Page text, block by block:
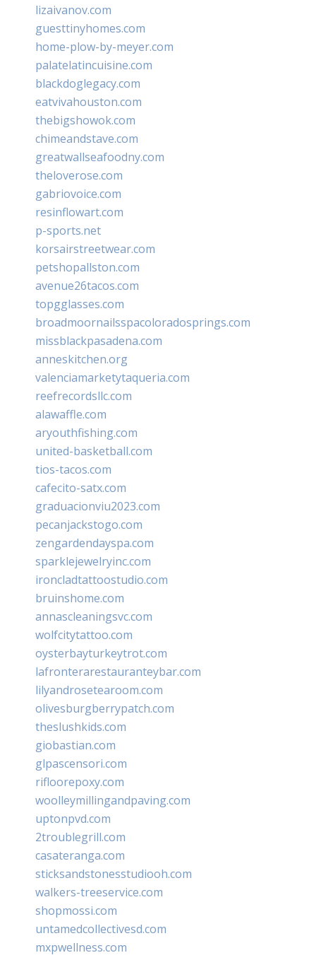
lizaivanov.com
guesttinyhomes.com
home-plow-by-meyer.com
palatelatincuisine.com
blackdoglegacy.com
eatvivahouston.com
thebigshowok.com
chimeandstave.com
greatwallseafoodny.com
theloverose.com
gabriovoice.com
resinflowart.com
p-sports.net
korsairstreetwear.com
petshopallston.com
avenue26tacos.com
topgglasses.com
broadmoornailsspacoloradosprings.com
missblackpasadena.com
anneskitchen.org
valenciamarketytaqueria.com
reefrecordsllc.com
alawaffle.com
aryouthfishing.com
united-basketball.com
tios-tacos.com
cafecito-satx.com
graduacionviu2023.com
pecanjackstogo.com
zengardendayspa.com
sparklejewelryinc.com
ironcladtattoostudio.com
bruinshome.com
annascleaningsvc.com
wolfcitytattoo.com
oysterbayturkeytrot.com
lafronterarestauranteybar.com
lilyandrosetearoom.com
olivesburgberrypatch.com
theslushkids.com
giobastian.com
glpascensori.com
rifloorepoxy.com
woolleymillingandpaving.com
uptonpvd.com
2troublegrill.com
casateranga.com
sticksandstonesstudiooh.com
walkers-treeservice.com
shopmossi.com
untamedcollectivesd.com
mxpwellness.com